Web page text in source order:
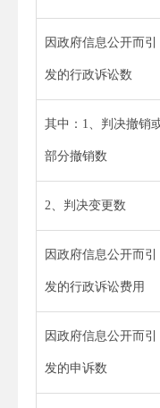
因政府信息公开而引
发的行政诉讼数
其中：1、判决撤销
部分撤销数
2、判决变更数
因政府信息公开而引
发的行政诉讼费用
因政府信息公开而引
发的申诉数